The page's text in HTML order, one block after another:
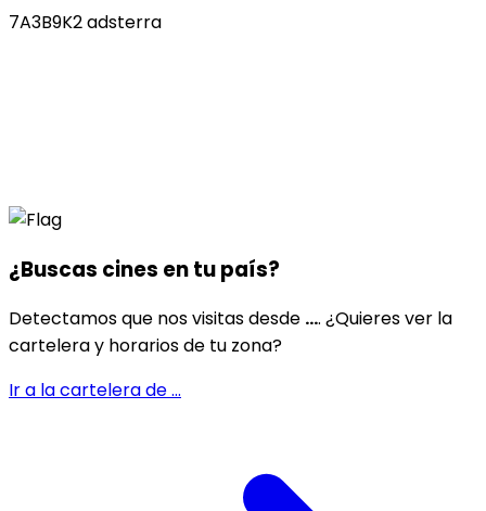
7A3B9K2 adsterra
¿Buscas cines entu país?
Detectamos que nos visitas desde .... ¿Quieres ver la
cartelera y horarios de tu zona?
Ir a la cartelera de...